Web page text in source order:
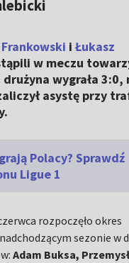
iŁukasz
w meczu
drużyna wygrała
asystę przy
Polacy? Sprawdź
Ligue 1
rozpoczęło okres
sezonie w
Adam Buksa,